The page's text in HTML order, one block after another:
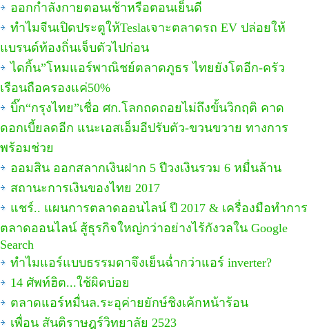
ออกกำลังกายตอนเช้าหรือตอนเย็นดี
ทำไมจีนเปิดประตูให้Teslaเจาะตลาดรถ EV ปล่อยให้
แบรนด์ท้องถิ่นเจ็บตัวไปก่อน
ไดกิ้น”โหมแอร์พาณิชย์ตลาดภูธร ไทยยังโตอีก-ครัว
เรือนถือครองแค่50%
บิ๊ก“กรุงไทย”เชื่อ ศก.โลกถดถอยไม่ถึงขั้นวิกฤติ คาด
ดอกเบี้ยลดอีก แนะเอสเอ็มอีปรับตัว-ขวนขวาย ทางการ
พร้อมช่วย
ออมสิน ออกสลากเงินฝาก 5 ปีวงเงินรวม 6 หมื่นล้าน
สถานะการเงินของไทย 2017
แชร์.. แผนการตลาดออนไลน์ ปี 2017 & เครื่องมือทำการ
ตลาดออนไลน์ สู้ธุรกิจใหญ่กว่าอย่างไร้กังวลใน Google
Search
ทำไมแอร์แบบธรรมดาจึงเย็นฉ่ำกว่าแอร์ inverter?
14 ศัพท์ฮิต...ใช้ผิดบ่อย
ตลาดแอร์หมื่นล.ระอุค่ายยักษ์ชิงเค้กหน้าร้อน
เพื่อน สันติราษฎร์วิทยาลัย 2523